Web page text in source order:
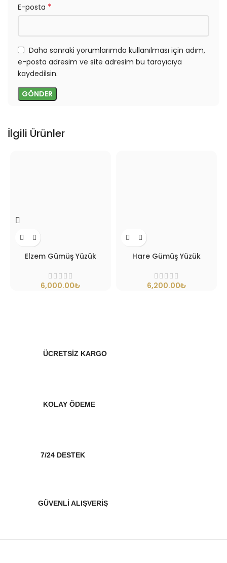
E-posta *
Daha sonraki yorumlarımda kullanılması için adım,
e-posta adresim ve site adresim bu tarayıcıya
kaydedilsin.
İlgili Ürünler
Elzem Gümüş Yüzük
₺
Hare Gümüş Yüzük
₺
ÜCRETSİZ KARGO
KOLAY ÖDEME
7/24 DESTEK
GÜVENLİ ALIŞVERİŞ